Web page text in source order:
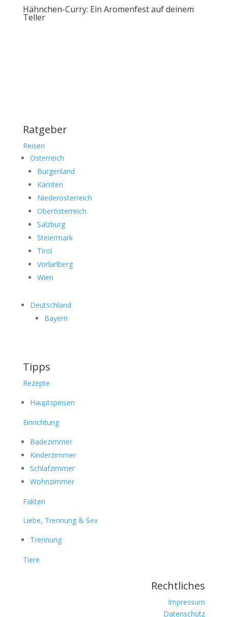
Hähnchen-Curry: Ein Aromenfest auf deinem
Teller
Ratgeber
Reisen
Österreich
Burgenland
Kärnten
Niederösterreich
Oberösterreich
Salzburg
Steiermark
Tirol
Vorlarlberg
Wien
Deutschland
Bayern
Tipps
Rezepte
Hauptspeisen
Einrichtung
Badezimmer
Kinderzimmer
Schlafzimmer
Wohnzimmer
Fakten
Liebe, Trennung & Sex
Trennung
Tiere
Rechtliches
Impressum
Datenschutz